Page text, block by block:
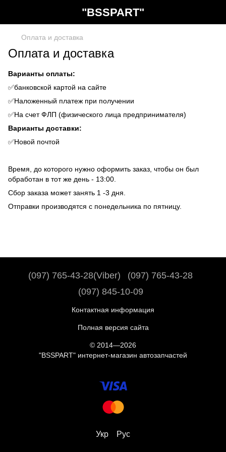
"BSSPART"
Оплата и доставка
Оплата и доставка
Варианты оплаты:
✅банковской картой на сайте
✅Наложенный платеж при получении
✅На счет ФЛП (физического лица предпринимателя)
Варианты доставки:
✅Новой почтой
Время, до которого нужно оформить заказ, чтобы он был
обработан в тот же день - 13:00.
Сбор заказа может занять 1 -3 дня.
Отправки производятся с понедельника по пятницу.
(097) 765-43-28(Viber)
(097) 765-43-28
(097) 845-10-09
Контактная информация
Полная версия сайта
© 2014—2026
"BSSPART" интернет-магазин автозапчастей
Укр Рус